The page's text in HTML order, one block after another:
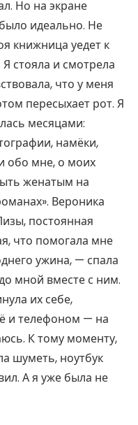
Но на экране
идеально. Не
книжница уедет к
стояла и смотрела
что у меня
пересыхает рот. Я
месяцами:
намёки,
обо мне, о моих
женатым на
Вероника
постоянная
что помогала мне
ужина, — спала
мной вместе с ним.
их себе,
и телефоном — на
К тому моменту,
шуметь, ноутбук
А я уже была не